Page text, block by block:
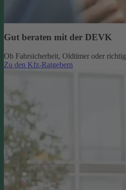
Gut beraten mit der DEVK
Ob Fahrsicherheit, Oldtimer oder
Zu den Kfz-Ratgebern